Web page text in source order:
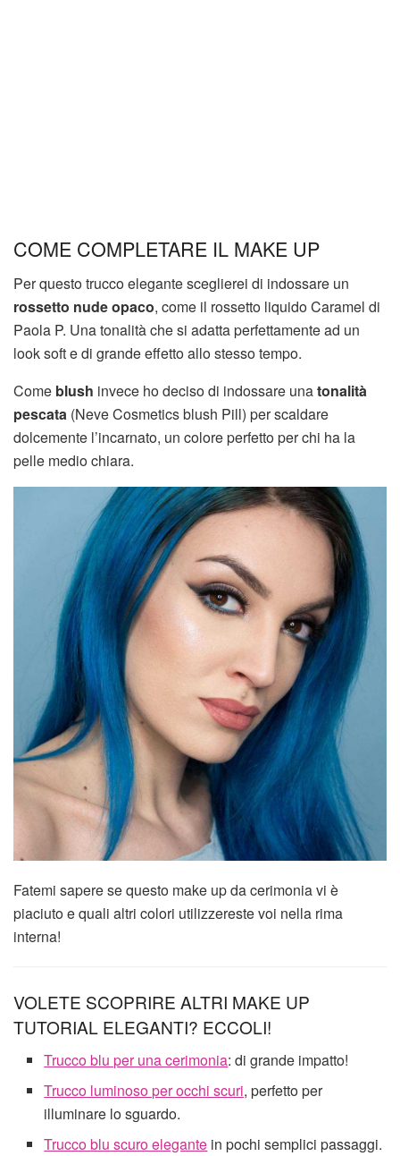
COME COMPLETARE IL MAKE UP
Per questo trucco elegante sceglierei di indossare un
rossetto nude opaco, come il rossetto liquido Caramel di
Paola P. Una tonalità che si adatta perfettamente ad un
look soft e di grande effetto allo stesso tempo.
Come blush invece ho deciso di indossare unatonalità
pescata (Neve Cosmetics blush Pill) per scaldare
dolcemente l’incarnato, un colore perfetto per chi ha la
pelle medio chiara.
Fatemi sapere se questo make up da cerimonia vi è
piaciuto e quali altri colori utilizzereste voi nella rima
interna!
VOLETE SCOPRIRE ALTRI MAKE UP
TUTORIAL ELEGANTI? ECCOLI!
Trucco blu per una cerimonia: di grande impatto!
Trucco luminoso per occhi scuri, perfetto per
illuminare lo sguardo.
Trucco blu scuro elegante in pochi semplici passaggi.